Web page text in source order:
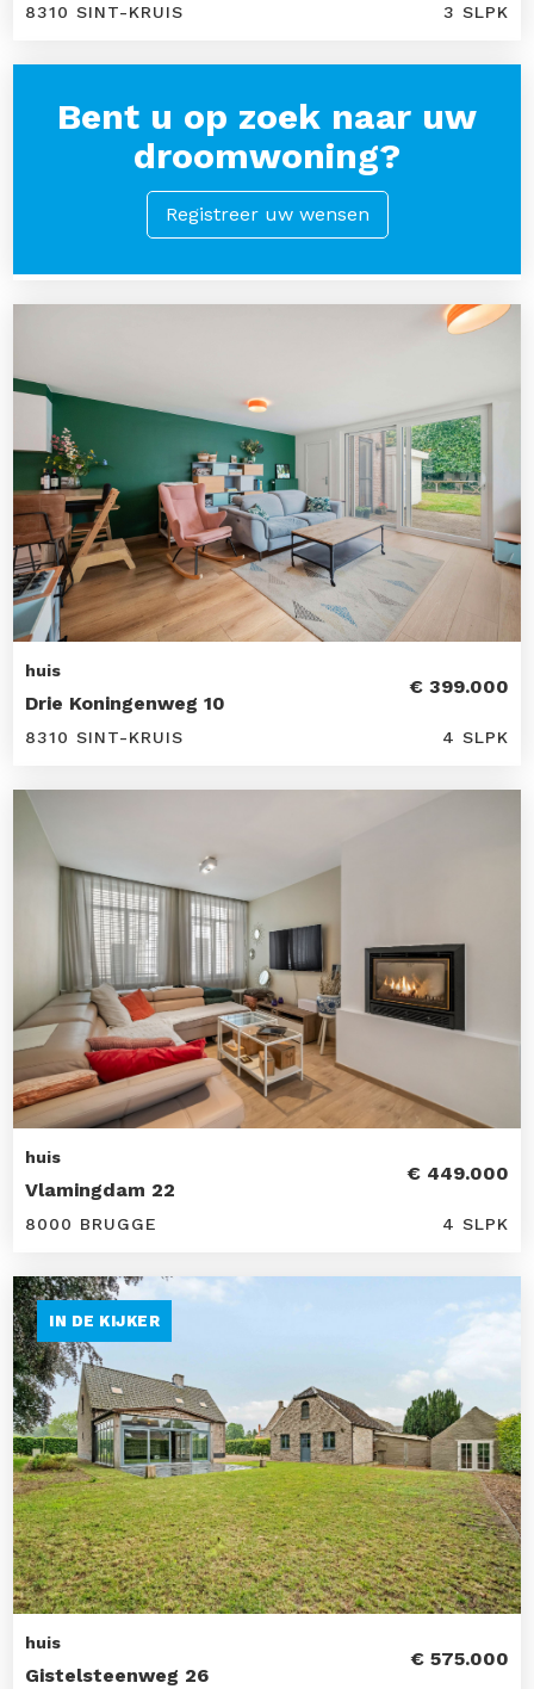
8310 SINT-KRUIS 3 SLPK
Bent u op zoek naar uw
droomwoning?
Registreer uw wensen
huis
Drie Koningenweg 10
€ 399.000
8310 SINT-KRUIS 4 SLPK
huis
Vlamingdam 22
€ 449.000
8000 BRUGGE 4 SLPK
IN DE KIJKER
huis
Gistelsteenweg 26
€ 575.000